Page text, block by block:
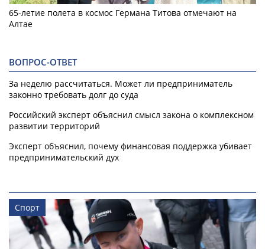
65-летие полета в космос Германа Титова отмечают на
Алтае
ВОПРОС-ОТВЕТ
За неделю рассчитаться. Может ли предприниматель
законно требовать долг до суда
Российский эксперт объяснил смысл закона о комплексном
развитии территорий
Эксперт объяснил, почему финансовая поддержка убивает
предпринимательский дух
Спорт